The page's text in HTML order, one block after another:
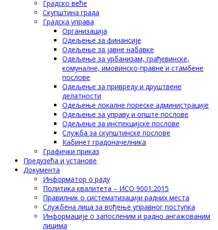
Градско веће
Скупштина града
Градска управа
Организација
Одељење за финансије
Одељење за јавне набавке
Одељење за урбанизам, грађевинске,
комуналне, имовинско-правне и стамбене
послове
Одељење за привреду и друштвене
делатности
Одељење локалне пореске администрације
Одељење за управу и опште послове
Одељење за инспекцијске послове
Служба за скупштинске послове
Кабинет градоначелника
Графички приказ
Предузећа и установе
Документа
Информатор о раду
Политика квалитета – ИСО 9001:2015
Правилник о систематизацији радних места
Службена лица за вођење управног поступка
Информације о запосленим и радно ангажованим
лицима